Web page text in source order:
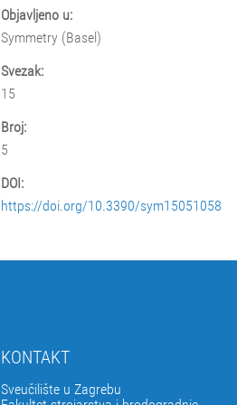
Objavljeno u:
Symmetry (Basel)
Svezak:
15
Broj:
5
DOI:
https://doi.org/10.3390/sym15051058
KONTAKT
Sveučilište u Zagrebu